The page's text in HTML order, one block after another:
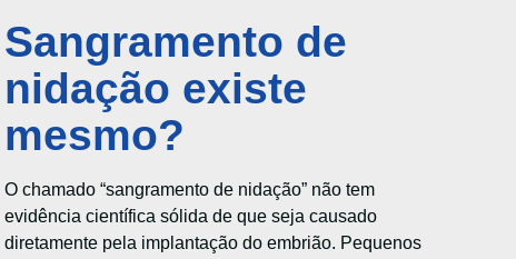
Sangramento de
nidação existe
mesmo?
O chamado “sangramento de nidação” não tem
evidência científica sólida de que seja causado
diretamente pela implantação do embrião. Pequenos